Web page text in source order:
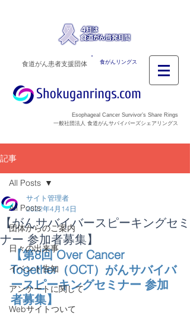
食がんリングス
食道がん患者支援団体
Esophageal Cancer Survivor’s Share Rings
一般社団法人 食道がんサバイバーズシェアリングス
記事
All Posts
団体からのご案内
日々の出来事
イベント告知
アンケートに関して
Webサイトついて
All Posts
【がんサバイバースピーキングセミ
ナー 参加者募集】
サイト管理者
2022年4月14日
【第8回 Over Cancer
Together（OCT）がんサバイバ
ースピーキングセミナー 参加
者募集】